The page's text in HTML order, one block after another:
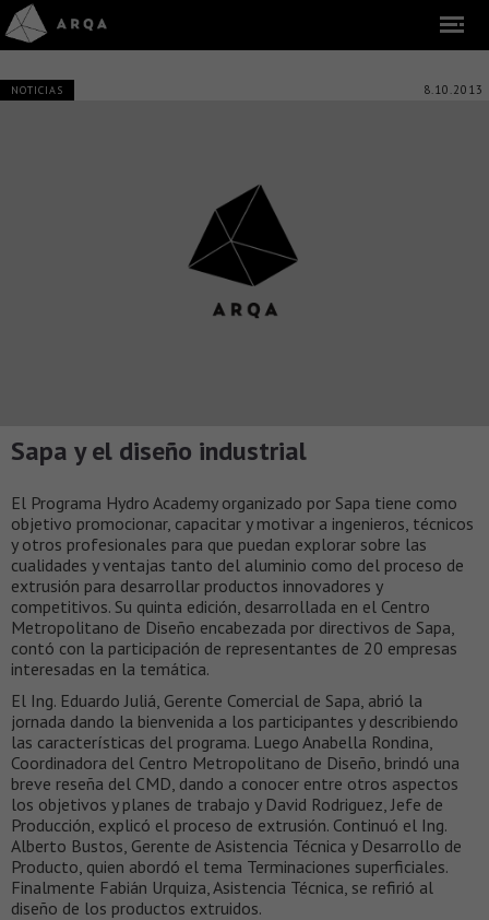
NOTICIAS 8.10.2013
Sapa y el diseño industrial
El Programa Hydro Academy organizado por Sapa tiene como
objetivo promocionar, capacitar y motivar a ingenieros, técnicos
y otros profesionales para que puedan explorar sobre las
cualidades y ventajas tanto del aluminio como del proceso de
extrusión para desarrollar productos innovadores y
competitivos. Su quinta edición, desarrollada en el Centro
Metropolitano de Diseño encabezada por directivos de Sapa,
contó con la participación de representantes de 20 empresas
interesadas en la temática.
El Ing. Eduardo Juliá, Gerente Comercial de Sapa, abrió la
jornada dando la bienvenida a los participantes y describiendo
las características del programa. Luego Anabella Rondina,
Coordinadora del Centro Metropolitano de Diseño, brindó una
breve reseña del CMD, dando a conocer entre otros aspectos
los objetivos y planes de trabajo y David Rodriguez, Jefe de
Producción, explicó el proceso de extrusión. Continuó el Ing.
Alberto Bustos, Gerente de Asistencia Técnica y Desarrollo de
Producto, quien abordó el tema Terminaciones superficiales.
Finalmente Fabián Urquiza, Asistencia Técnica, se refirió al
diseño de los productos extruidos.